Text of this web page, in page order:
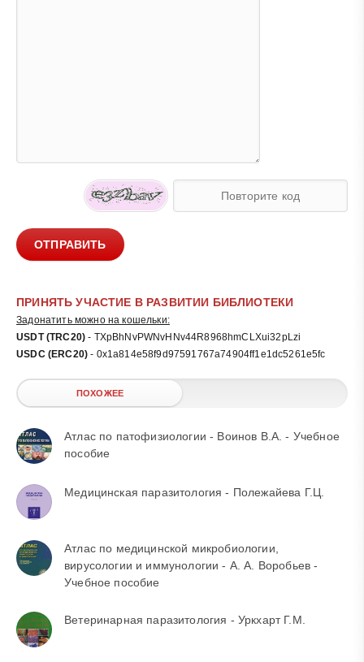
ОТПРАВИТЬ
ПРИНЯТЬ УЧАСТИЕ В РАЗВИТИИ БИБЛИОТЕКИ
Задонатить можно на кошельки:
USDT (TRC20) - TXpBhNvPWNvHNv44R8968hmCLXui32pLzi
USDC (ERC20) - 0x1a814e58f9d97591767a74904ff1e1dc5261e5fc
ПОХОЖЕЕ
Атлас по патофизиологии - Воинов В.А. - Учебное
пособие
Медицинская паразитология - Полежайева Г.Ц.
Атлас по медицинской микробиологии,
вирусологии и иммунологии - А. А. Воробьев -
Учебное пособие
Ветеринарная паразитология - Уркхарт Г.М.